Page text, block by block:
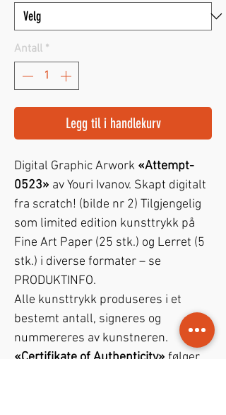
Antall *
Legg til i handlekurv
Digital Graphic Arwork «Attempt-
0523» av Youri Ivanov. Skapt digitalt
fra scratch! (bilde nr 2) Tilgjengelig
som limited edition kunsttrykk på
Fine Art Paper (25 stk.) og Lerret (5
stk.) i diverse formater – se
PRODUKTINFO.
Alle kunsttrykk produseres i et
bestemt antall, signeres og
nummereres av kunstneren.
«Certifikate of Authenticity» følger